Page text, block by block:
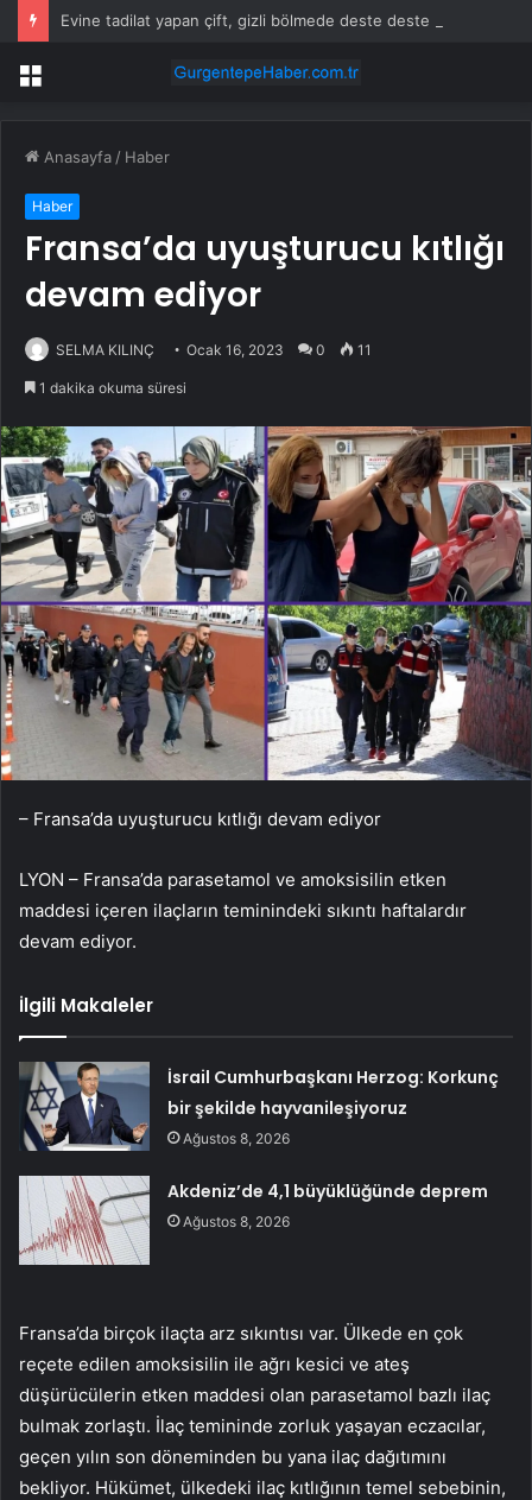
Menü
Anasayfa / Haber
Haber
Fransa’da uyuşturucu kıtlığı
devam ediyor
SELMA KILINÇ Ocak 16, 2023 0 11
1 dakika okuma süresi
– Fransa’da uyuşturucu kıtlığı devam ediyor
LYON – Fransa’da parasetamol ve amoksisilin etken
maddesi içeren ilaçların teminindeki sıkıntı haftalardır
devam ediyor.
İlgili Makaleler
İsrail Cumhurbaşkanı Herzog: Korkunç
bir şekilde hayvanileşiyoruz
Ağustos 8, 2026
Akdeniz’de 4,1 büyüklüğünde deprem
Ağustos 8, 2026
Fransa’da birçok ilaçta arz sıkıntısı var. Ülkede en çok
reçete edilen amoksisilin ile ağrı kesici ve ateş
düşürücülerin etken maddesi olan parasetamol bazlı ilaç
bulmak zorlaştı. İlaç temininde zorluk yaşayan eczacılar,
geçen yılın son döneminden bu yana ilaç dağıtımını
bekliyor. Hükümet, ülkedeki ilaç kıtlığının temel sebebinin,